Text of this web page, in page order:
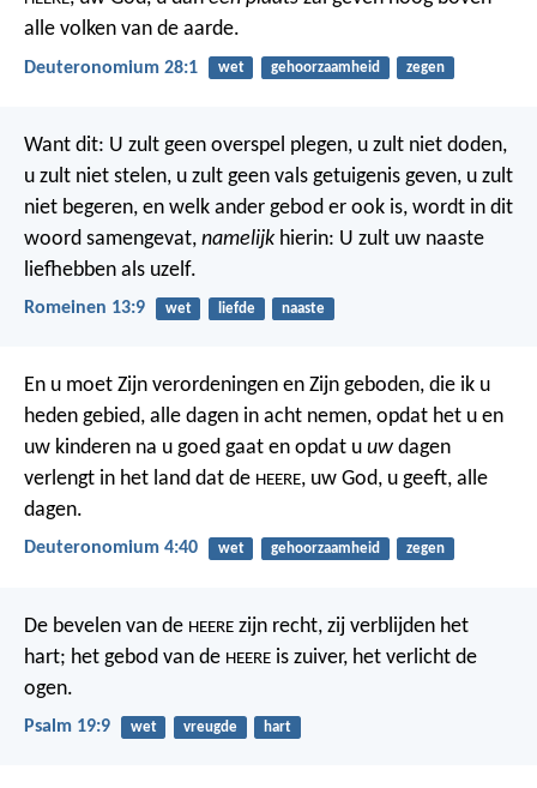
alle volken van de aarde.
Deuteronomium 28:1 wet gehoorzaamheid zegen
Want dit: U zult geen overspel plegen, u zult niet doden,
u zult niet stelen, u zult geen vals getuigenis geven, u zult
niet begeren, en welk ander gebod er ook is, wordt in dit
woord samengevat, namelijk hierin: U zult uw naaste
liefhebben als uzelf.
Romeinen 13:9 wet liefde naaste
En u moet Zijn verordeningen en Zijn geboden, die ik u
heden gebied, alle dagen in acht nemen, opdat het u en
uw kinderen na u goed gaat en opdat u uw dagen
verlengt in het land dat de HEERE, uw God, u geeft, alle
dagen.
Deuteronomium 4:40 wet gehoorzaamheid zegen
De bevelen van de HEERE zijn recht, zij verblijden het
hart; het gebod van de HEERE is zuiver, het verlicht de
ogen.
Psalm 19:9 wet vreugde hart